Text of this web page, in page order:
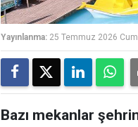
Yayınlanma: 25 Temmuz 2026
Bazı mekanlar